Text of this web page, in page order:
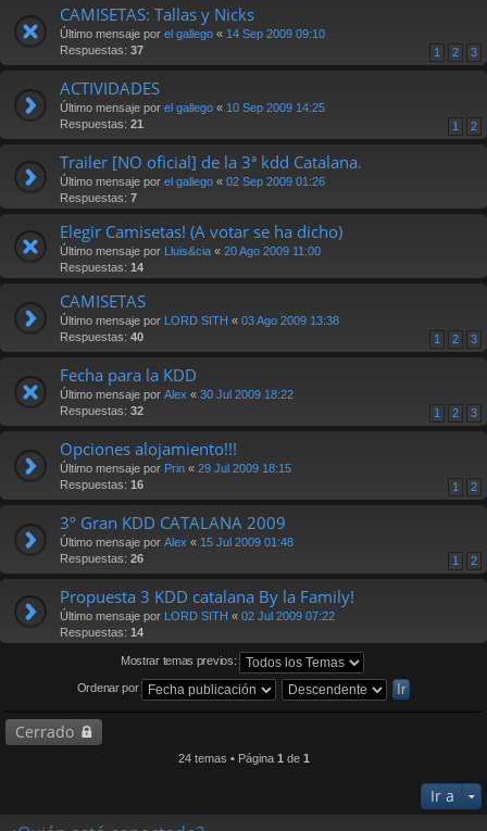
CAMISETAS: Tallas y Nicks
Último mensaje por el gallego « 14 Sep 2009 09:10
Respuestas: 37 1 2 3
ACTIVIDADES
Último mensaje por el gallego « 10 Sep 2009 14:25
Respuestas: 21 1 2
Trailer [NO oficial] de la 3ª kdd Catalana.
Último mensaje por el gallego « 02 Sep 2009 01:26
Respuestas: 7
Elegir Camisetas! (A votar se ha dicho)
Último mensaje por Lluis&cia « 20 Ago 2009 11:00
Respuestas: 14
CAMISETAS
Último mensaje por LORD SITH « 03 Ago 2009 13:38
Respuestas: 40 1 2 3
Fecha para la KDD
Último mensaje por Alex « 30 Jul 2009 18:22
Respuestas: 32 1 2 3
Opciones alojamiento!!!
Último mensaje por Prin « 29 Jul 2009 18:15
Respuestas: 16 1 2
3º Gran KDD CATALANA 2009
Último mensaje por Alex « 15 Jul 2009 01:48
Respuestas: 26 1 2
Propuesta 3 KDD catalana By la Family!
Último mensaje por LORD SITH « 02 Jul 2009 07:22
Respuestas: 14
Mostrar temas previos:
Ordenar por
Cerrado
24 temas • Página 1 de 1
Ir a